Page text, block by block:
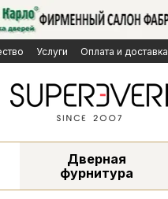
Услуги Оплата и доставка
Новости
Дверная
фурнитура